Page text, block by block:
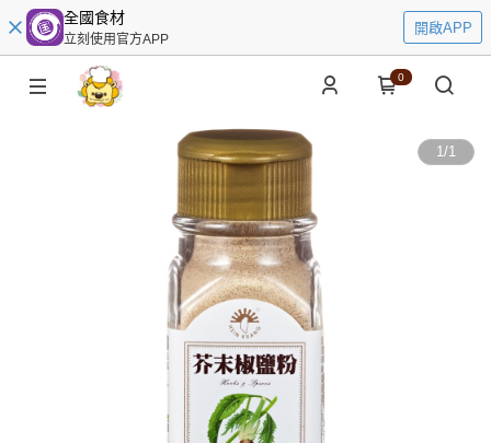
全國食材
立刻使用官方APP
開啟APP
0
1/1